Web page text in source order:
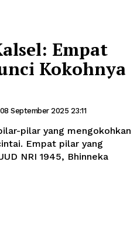
Empat
Kokohnya
08 September 2025 23:11
pilar yang mengokohkan
Empat pilar yang
NRI 1945, Bhinneka